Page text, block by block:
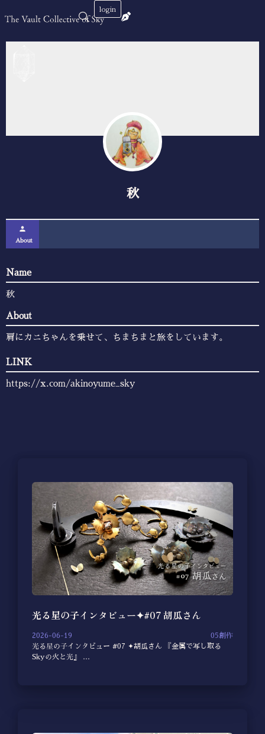
login
秋
person
About
Name
秋
About
肩にカニちゃんを乗せて、ちまちまと旅をしています。
LINK
https://x.com/akinoyume_sky
光る星の子インタビュー✦#07 胡瓜さん
2026-06-19
05創作
光る星の子インタビュー #07 ✦胡瓜さん 『金属で写し取る
Skyの火と光』 …